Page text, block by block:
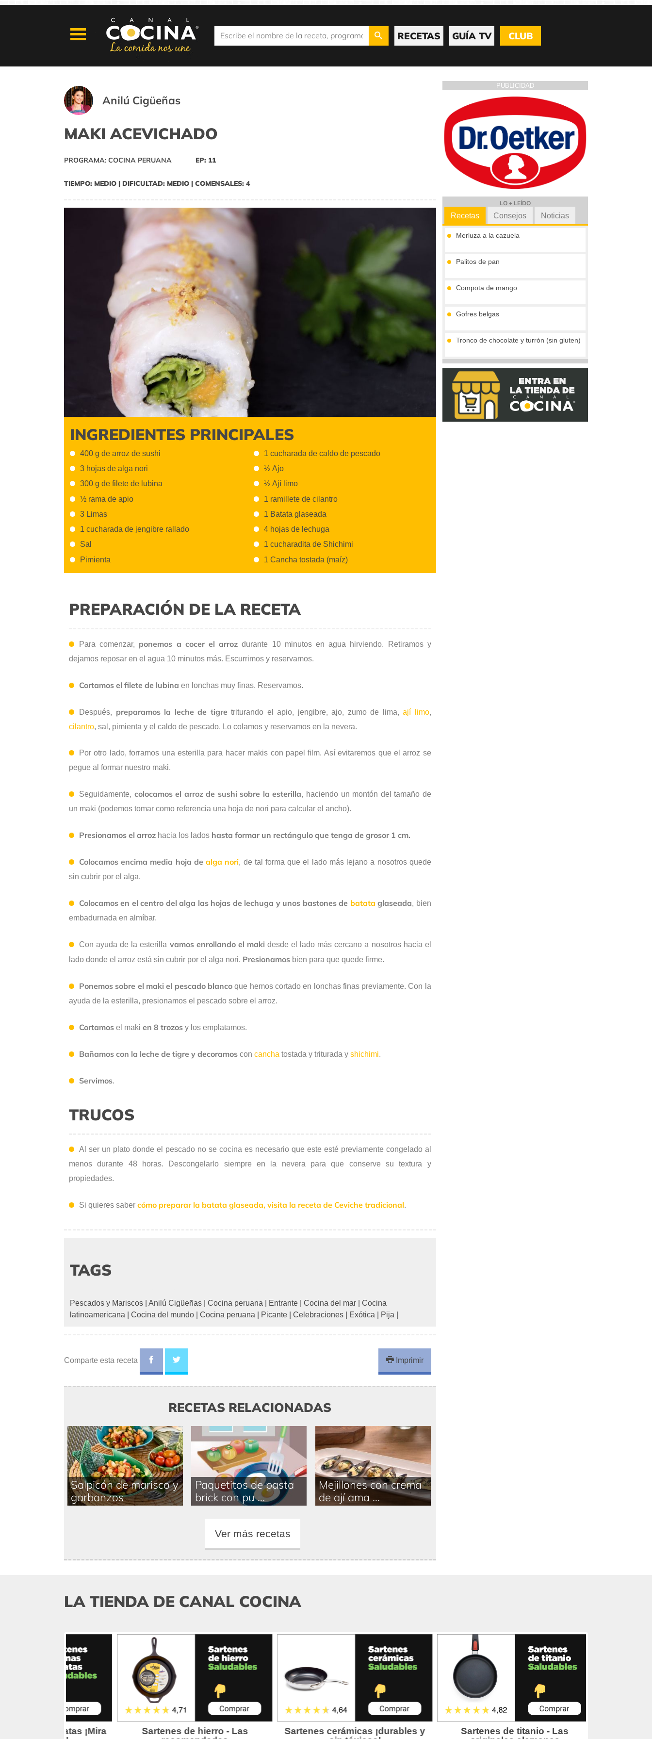
RECETAS GUÍA TV CLUB
Anilú Cigüeñas
MAKI ACEVICHADO
PROGRAMA: COCINA PERUANA EP: 11
TIEMPO: MEDIO | DIFICULTAD: MEDIO | COMENSALES: 4
INGREDIENTES PRINCIPALES
400 g de arroz de sushi
3 hojas de alga nori
300 g de filete de lubina
½ rama de apio
3 Limas
1 cucharada de jengibre rallado
Sal
Pimienta
1 cucharada de caldo de pescado
½ Ajo
½ Ají limo
1 ramillete de cilantro
1 Batata glaseada
4 hojas de lechuga
1 cucharadita de Shichimi
1 Cancha tostada (maíz)
PREPARACIÓN DE LA RECETA
Para comenzar, ponemos a cocer el arroz durante 10 minutos en agua hirviendo. Retiramos y
dejamos reposar en el agua 10 minutos más. Escurrimos y reservamos.
Cortamos el filete de lubina en lonchas muy finas. Reservamos.
Después, preparamos la leche de tigre triturando el apio, jengibre, ajo, zumo de lima,ají limo,
cilantro, sal, pimienta y el caldo de pescado. Lo colamos y reservamos en la nevera.
Por otro lado, forramos una esterilla para hacer makis con papel film. Así evitaremos que el arroz se
pegue al formar nuestro maki.
Seguidamente, colocamos el arroz de sushi sobre la esterilla, haciendo un montón del tamaño de
un maki (podemos tomar como referencia una hoja de nori para calcular el ancho).
Presionamos el arroz hacia los lados hasta formar un rectángulo que tenga de grosor 1 cm.
Colocamos encima media hoja dealga nori, de tal forma que el lado más lejano a nosotros quede
sin cubrir por el alga.
Colocamos en el centro del alga las hojas de lechuga y unos bastones de batata glaseada, bien
embadurnada en almíbar.
Con ayuda de la esterilla vamos enrollando el maki desde el lado más cercano a nosotros hacia el
lado donde el arroz está sin cubrir por el alga nori. Presionamos bien para que quede firme.
Ponemos sobre el maki el pescado blancoque hemos cortado en lonchas finas previamente. Con la
ayuda de la esterilla, presionamos el pescado sobre el arroz.
Cortamos el maki en 8 trozos y los emplatamos.
Bañamos con la leche de tigre y decoramos con cancha tostada y triturada y shichimi.
Servimos.
TRUCOS
Al ser un plato donde el pescado no se cocina es necesario que este esté previamente congelado al
menos durante 48 horas. Descongelarlo siempre en la nevera para que conserve su textura y
propiedades.
Si quieres saber cómo preparar la batata glaseada, visita la receta de Ceviche tradicional.
TAGS
Pescados y Mariscos Anilú Cigüeñas Cocina peruana Entrante Cocina del mar
Cocina
latinoamericana
Cocina del mundo Cocina peruana Picante Celebraciones Exótica Pija
Comparte esta receta Imprimir
RECETAS RELACIONADAS
Salpicón de marisco y
garbanzos
Paquetitos de pasta
brick con pu ...
Mejillones con crema
de ají ama ...
Ver más recetas
PUBLICIDAD
LO + LEÍDO
Recetas
Merluza a la cazuela
Palitos de pan
Compota de mango
Gofres belgas
Tronco de chocolate y turrón (sin gluten)
Vieiras con jamón y reducción al cava
Consejos Noticias
LA TIENDA DE CANAL COCINA